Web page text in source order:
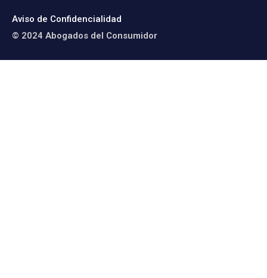
Aviso de Confidencialidad
© 2024 Abogados del Consumidor